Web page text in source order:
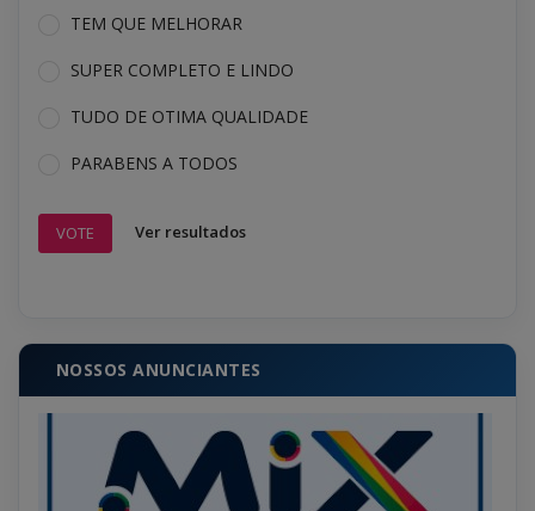
TEM QUE MELHORAR
SUPER COMPLETO E LINDO
TUDO DE OTIMA QUALIDADE
PARABENS A TODOS
VOTE Ver resultados
NOSSOS ANUNCIANTES